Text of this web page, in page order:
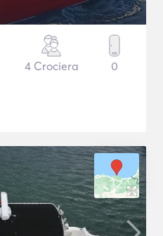
4 Crociera 0